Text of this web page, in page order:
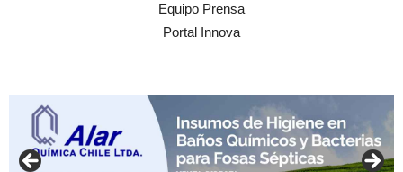
Equipo Prensa
Portal Innova